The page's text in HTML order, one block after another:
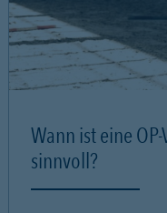
Wann ist eine
sinnvoll?